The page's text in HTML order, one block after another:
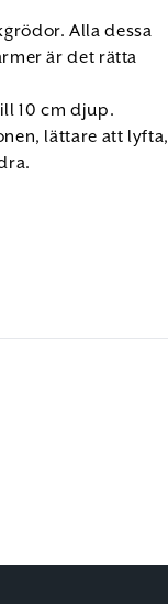
Alla dessa
är det rätta
10 cm djup.
lättare att lyfta,